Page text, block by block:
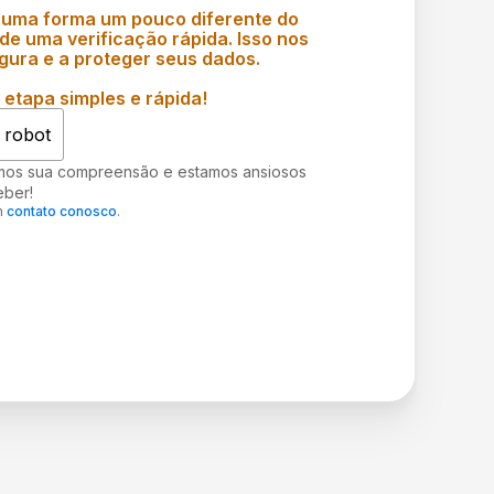
forma um pouco diferente do
uma verificação rápida. Isso nos
e a proteger seus dados.
simples e rápida!
robot
sua compreensão e estamos ansiosos
contato conosco.